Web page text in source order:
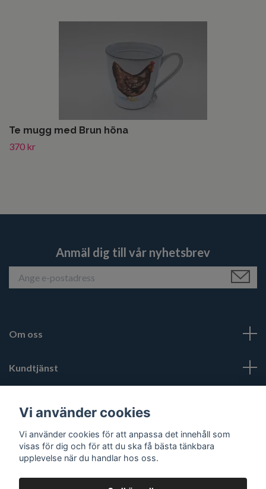
Te mugg med Brun höna
370 kr
Anmäl dig till vår nyhetsbrev
Om oss
Kundtjänst
Sociala medier
Vi använder cookies
Vi använder cookies för att anpassa det innehåll som
visas för dig och för att du ska få bästa tänkbara
upplevelse när du handlar hos oss.